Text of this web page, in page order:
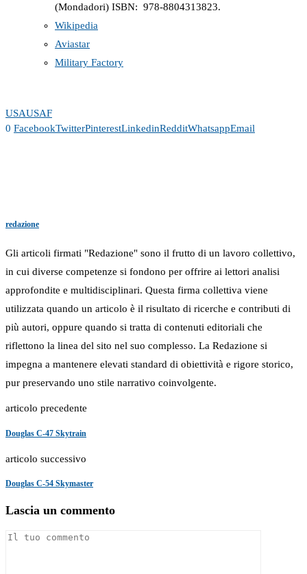
(Mondadori) ISBN: ‎ 978-8804313823.
Wikipedia
Aviastar
Military Factory
USAUSAF
0 FacebookTwitterPinterestLinkedinRedditWhatsappEmail
redazione
Gli articoli firmati "Redazione" sono il frutto di un lavoro collettivo,
in cui diverse competenze si fondono per offrire ai lettori analisi
approfondite e multidisciplinari. Questa firma collettiva viene
utilizzata quando un articolo è il risultato di ricerche e contributi di
più autori, oppure quando si tratta di contenuti editoriali che
riflettono la linea del sito nel suo complesso. La Redazione si
impegna a mantenere elevati standard di obiettività e rigore storico,
pur preservando uno stile narrativo coinvolgente.
articolo precedente
Douglas C-47 Skytrain
articolo successivo
Douglas C-54 Skymaster
Lascia un commento